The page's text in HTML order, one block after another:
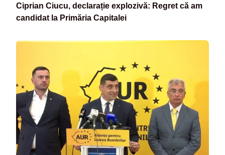
Ciprian Ciucu, declarație explozivă: Regret că am
candidat la Primăria Capitalei